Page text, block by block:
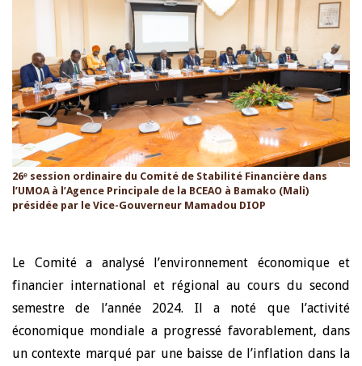
26ᵉ session ordinaire du Comité de Stabilité Financière dans
l’UMOA à l’Agence Principale de la BCEAO à Bamako (Mali)
présidée par le Vice-Gouverneur Mamadou DIOP
Le Comité a analysé l’environnement économique et
financier international et régional au cours du second
semestre de l’année 2024. Il a noté que l’activité
économique mondiale a progressé favorablement, dans
un contexte marqué par une baisse de l’inflation dans la